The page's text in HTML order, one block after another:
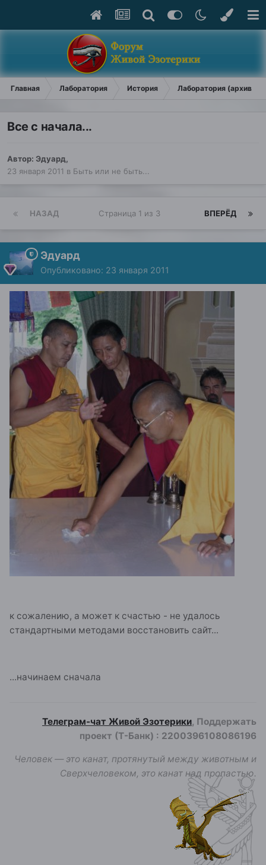
Главная Лаборатория История Лаборатория (архив)
Все с начала...
Автор: Эдуард,
23 января 2011 в Быть или не быть...
НАЗАД ВПЕРЁД
Страница 1 из 3
Эдуард
Опубликовано: 23 января 2011
к сожалению, а может к счастью - не удалось
стандартными методами восстановить сайт...
...начинаем сначала
Телеграм-чат Живой Эзотерики, Поддержать
проект (Т-Банк) : 2200396108086196
Человек — это канат, протянутый между животным и
Сверхчеловеком, это канат над пропастью.